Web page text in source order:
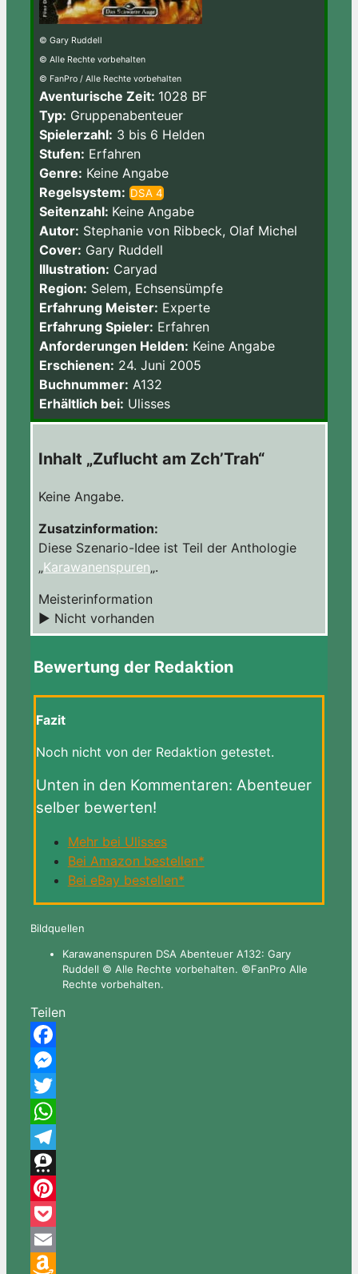
© Gary Ruddell
© Alle Rechte vorbehalten
© FanPro / Alle Rechte vorbehalten
Aventurische Zeit: 1028 BF
Typ: Gruppenabenteuer
Spielerzahl: 3 bis 6 Helden
Stufen: Erfahren
Genre: Keine Angabe
Regelsystem: DSA 4
Seitenzahl: Keine Angabe
Autor: Stephanie von Ribbeck, Olaf Michel
Cover: Gary Ruddell
Illustration: Caryad
Region: Selem, Echsensümpfe
Erfahrung Meister: Experte
Erfahrung Spieler: Erfahren
Anforderungen Helden: Keine Angabe
Erschienen: 24. Juni 2005
Buchnummer: A132
Erhältlich bei: Ulisses
Inhalt „Zuflucht am Zch’Trah“
Keine Angabe.
Zusatzinformation:
Diese Szenario-Idee ist Teil der Anthologie
„Karawanenspuren„.
Meisterinformation
► Nicht vorhanden
Bewertung der Redaktion
Fazit
Noch nicht von der Redaktion getestet.
Unten in den Kommentaren: Abenteuer
selber bewerten!
Mehr bei Ulisses
Bei Amazon bestellen*
Bei eBay bestellen*
Bildquellen
Karawanenspuren DSA Abenteuer A132: Gary
Ruddell © Alle Rechte vorbehalten. ©FanPro Alle
Rechte vorbehalten.
Teilen
Facebook
Messenger
Twitter
WhatsApp
Telegram
Threema
Pinterest
Pocket
Email